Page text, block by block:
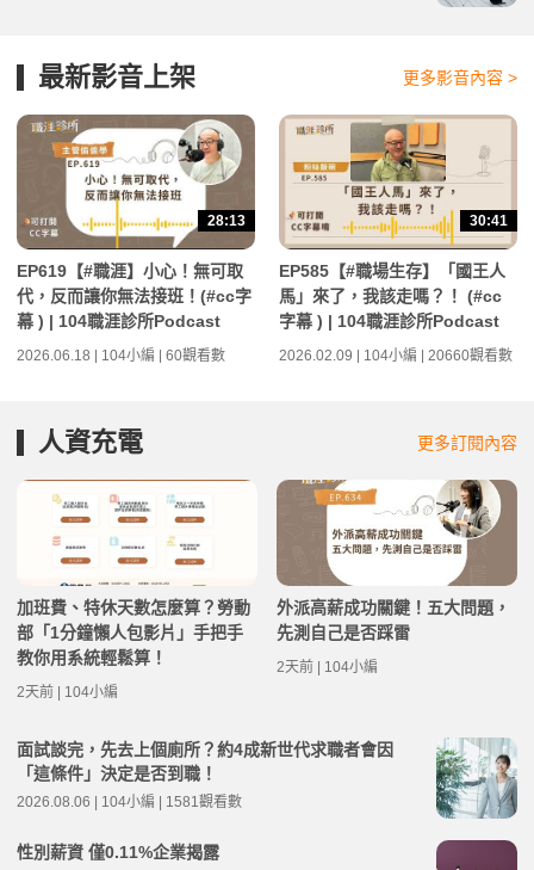
最新影音上架 更多影音內容 >
28:13
EP619【#職涯】小心！無可取
代，反而讓你無法接班！(#cc字
幕 ) | 104職涯診所Podcast
2026.06.18 | 104小編 | 60觀看數
30:41
EP585【#職場生存】「國王人
馬」來了，我該走嗎？！ (#cc
字幕 ) | 104職涯診所Podcast
2026.02.09 | 104小編 | 20660觀看數
人資充電 更多訂閱內容
加班費、特休天數怎麼算？勞動
部「1分鐘懶人包影片」手把手
教你用系統輕鬆算！
2天前 | 104小編
外派高薪成功關鍵！五大問題，
先測自己是否踩雷
2天前 | 104小編
面試談完，先去上個廁所？約4成新世代求職者會因
「這條件」決定是否到職！
2026.08.06 | 104小編 | 1581觀看數
性別薪資 僅0.11%企業揭露